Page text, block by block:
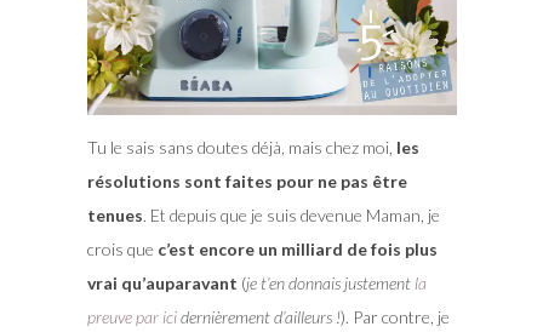
Tu le sais sans doutes déjà, mais chez moi, les
résolutions sont faites pour ne pas être
tenues. Et depuis que je suis devenue Maman, je
crois que c’est encore un milliard de fois plus
vrai qu’auparavant (je t’en donnais justementla
preuve par icidernièrement d’ailleurs !). Par contre, je